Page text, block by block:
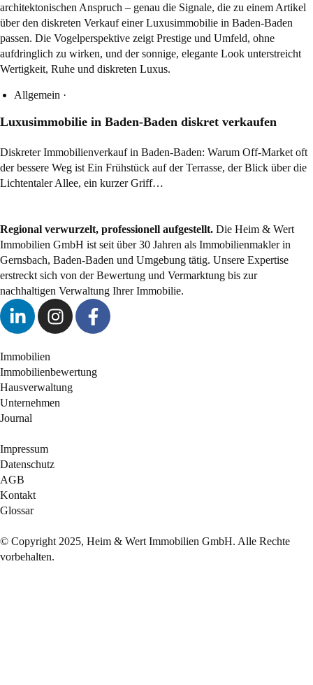
Allgemein ·
Luxusimmobilie in Baden-Baden diskret verkaufen
Diskreter Immobilienverkauf in Baden-Baden: Warum Off-Market oft
der bessere Weg ist Ein Frühstück auf der Terrasse, der Blick über die
Lichtentaler Allee, ein kurzer Griff…
Regional verwurzelt, professionell aufgestellt. Die Heim & Wert
Immobilien GmbH ist seit über 30 Jahren als Immobilienmaklerin
Gernsbach, Baden-Baden und Umgebung tätig. Unsere Expertise
erstreckt sich von der Bewertung und Vermarktung bis zur
nachhaltigen Verwaltung Ihrer Immobilie.
Immobilien
Immobilienbewertung
Hausverwaltung
Unternehmen
Journal
Impressum
Datenschutz
AGB
Kontakt
Glossar
© Copyright 2025, Heim & Wert Immobilien GmbH. Alle Rechte
vorbehalten.